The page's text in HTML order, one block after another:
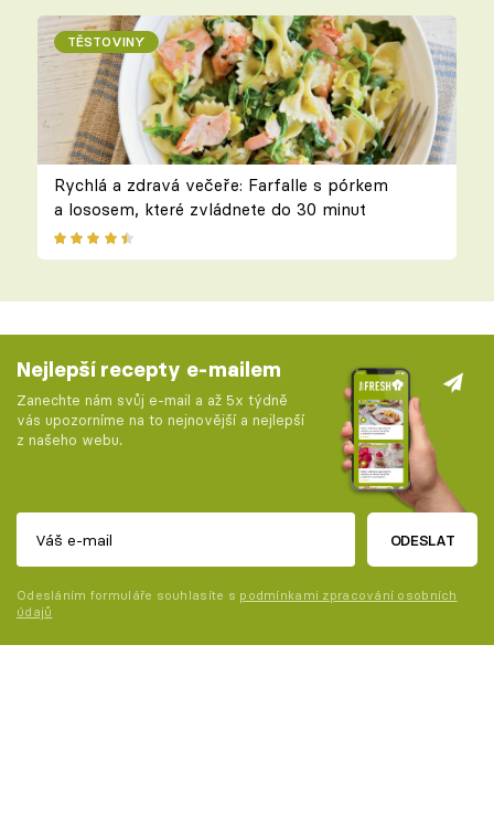
TĚSTOVINY
Rychlá a zdravá večeře: Farfalle s pórkem
a lososem, které zvládnete do 30 minut
Nejlepší recepty e-mailem
Zanechte nám svůj e-mail a až 5x týdně
vás upozorníme na to nejnovější a nejlepší
z našeho webu.
ODESLAT
Odesláním formuláře souhlasíte s podmínkami zpracování osobních
údajů